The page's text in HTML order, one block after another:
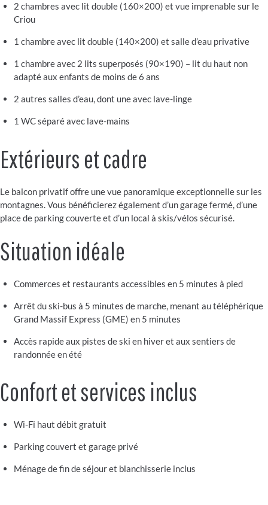
2 chambres avec lit double (160×200) et vue imprenable sur le
Criou
1 chambre avec lit double (140×200) et salle d’eau privative
1 chambre avec 2 lits superposés (90×190) – lit du haut non
adapté aux enfants de moins de 6 ans
2 autres salles d’eau, dont une avec lave-linge
1 WC séparé avec lave-mains
Extérieurs et cadre
Le balcon privatif offre une vue panoramique exceptionnelle sur les
montagnes. Vous bénéficierez également d’un garage fermé, d’une
place de parking couverte et d’un local à skis/vélos sécurisé.
Situation idéale
Commerces et restaurants accessibles en 5 minutes à pied
Arrêt du ski-bus à 5 minutes de marche, menant au téléphérique
Grand Massif Express (GME) en 5 minutes
Accès rapide aux pistes de ski en hiver et aux sentiers de
randonnée en été
Confort et services inclus
Wi-Fi haut débit gratuit
Parking couvert et garage privé
Ménage de fin de séjour et blanchisserie inclus